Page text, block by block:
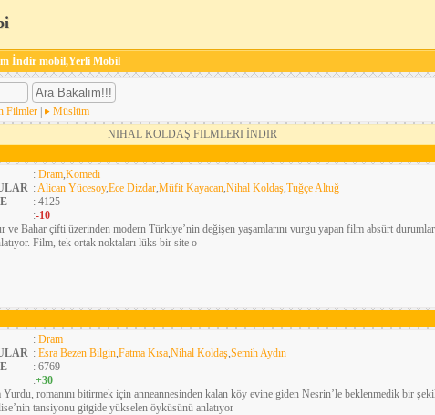
İndir mobil,Yerli Mobil
Filmler
Müslüm
NIHAL KOLDAŞ FILMLERI İNDIR
: Dram,Komedi
:Alican Yücesoy,Ece Dizdar,Müfit Kayacan,Nihal Koldaş,Tuğçe Altuğ
: 4125
:-10
ve Bahar çifti üzerinden modern Türkiye’nin değişen yaşamlarını vurgu yapan film absürt
Film, tek ortak noktaları lüks bir site o
: Dram
: Esra Bezen Bilgin,Fatma Kısa,Nihal Koldaş,Semih Aydın
: 6769
:+30
Yurdu, romanını bitirmek için anneannesinden kalan köy evine giden Nesrin’le beklenmedik bir
tansiyonu gitgide yükselen öyküsünü anlatıyor